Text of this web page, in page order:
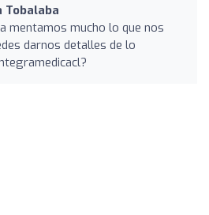
Tobalaba
mentamos mucho lo que nos
darnos detalles de lo